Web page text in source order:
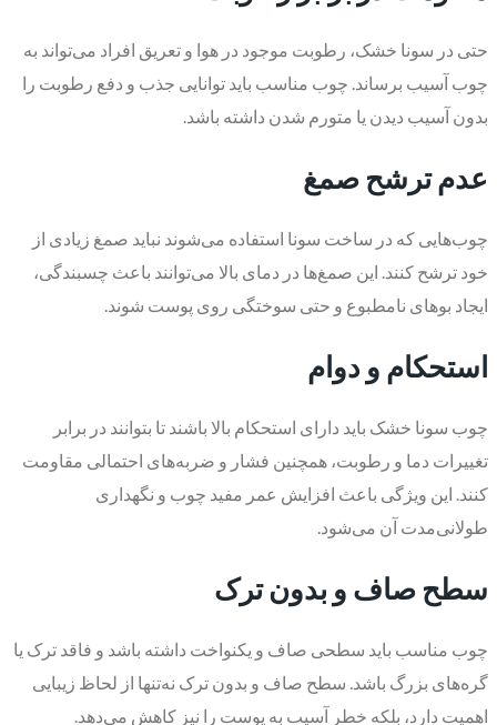
حتی در سونا خشک، رطوبت موجود در هوا و تعریق افراد می‌تواند به
چوب آسیب برساند. چوب مناسب باید توانایی جذب و دفع رطوبت را
بدون آسیب دیدن یا متورم شدن داشته باشد.
عدم ترشح صمغ
چوب‌هایی که در ساخت سونا استفاده می‌شوند نباید صمغ زیادی از
خود ترشح کنند. این صمغ‌ها در دمای بالا می‌توانند باعث چسبندگی،
ایجاد بوهای نامطبوع و حتی سوختگی روی پوست شوند.
استحکام و دوام
چوب سونا خشک باید دارای استحکام بالا باشند تا بتوانند در برابر
تغییرات دما و رطوبت، همچنین فشار و ضربه‌های احتمالی مقاومت
کنند. این ویژگی باعث افزایش عمر مفید چوب و نگهداری
طولانی‌مدت آن می‌شود.
سطح صاف و بدون ترک
چوب مناسب باید سطحی صاف و یکنواخت داشته باشد و فاقد ترک یا
گره‌های بزرگ باشد. سطح صاف و بدون ترک نه‌تنها از لحاظ زیبایی
اهمیت دارد، بلکه خطر آسیب به پوست را نیز کاهش می‌دهد.